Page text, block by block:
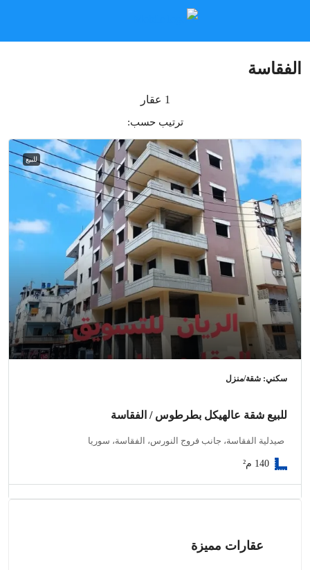
الفقاسة
1 عقار
ترتيب حسب:
للبيع
سكني: شقة/منزل
للبيع شقة عالهيكل بطرطوس / الفقاسة
صيدلية الفقاسة، جانب فروج النورس، الفقاسة، سوريا
140 م²
عقارات مميزة